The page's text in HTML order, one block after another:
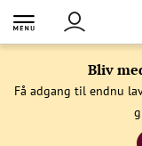
Bliv
Få adgang til endnu